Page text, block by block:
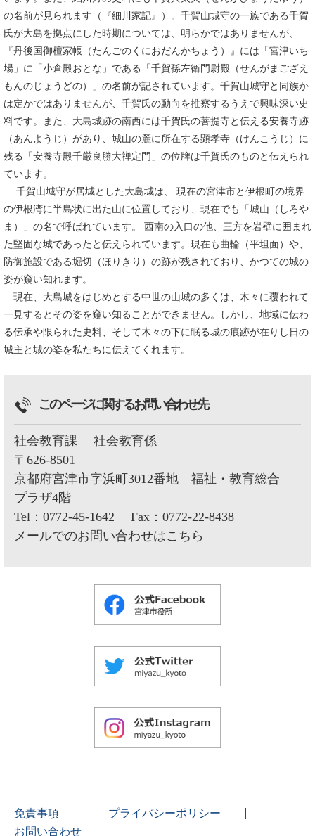
の名前が見られます（『細川家記』）。千賀山城守の一族である千賀
氏が大島を拠点にした時期については、明らかではありませんが、
『丹後国御檀家帳（たんごのくにおだんかちょう）』には「宮津いち
場」に「小倉殿おとな」である「千賀孫左衛門尉殿（せんがまござえ
もんのじょうどの）」の名前が記されています。千賀山城守と同族か
は定かではありませんが、千賀氏の動向を推察するうえで興味深い史
料です。また、大島城跡の南西には千賀氏の菩提寺と伝える安養寺跡
（あんようじ）があり、城山の麓に所在する顕孝寺（けんこうじ）に
残る「安養寺殿千厳良勝大禅定門」の位牌は千賀氏のものと伝えられ
ています。
​ 千賀山城守が居城とした大島城は、 現在の宮津市と伊根町の境界
の伊根湾に半島状に出た山に位置しており、現在でも「城山（しろや
ま）」の名で呼ばれています。 西南の入口の他、三方を岩壁に囲まれ
た堅固な城であったと伝えられています。現在も曲輪（平坦面）や、
防御施設である堀切（ほりきり）の跡が残されており、かつての城の
姿が窺い知れます。
現在、大島城をはじめとする中世の山城の多くは、木々に覆われて
一見するとその姿を窺い知ることができません。しかし、地域に伝わ
る伝承や限られた史料、そして木々の下に眠る城の痕跡が在りし日の
城主と城の姿を私たちに伝えてくれます。
このページに関するお問い合わせ先
社会教育課
社会教育係
〒626-8501
京都府宮津市字浜町3012番地 福祉・教育総合
プラザ4階
Tel：0772-45-1642
Fax：0772-22-8438
メールでのお問い合わせはこちら
免責事項
プライバシーポリシー
お問い合わせ